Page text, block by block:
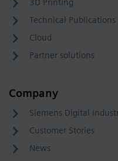
3D Printing
Technical Publications
Cloud
Partner solutions
Company
Siemens Digital
Customer Stories
News